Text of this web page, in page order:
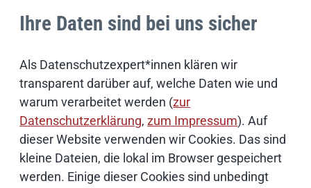
Ihre Daten sind bei uns sicher
Als Datenschutzexpert*innen klären wir
transparent darüber auf, welche Daten wie und
warum verarbeitet werden (zur
Datenschutzerklärung,zum Impressum). Auf
dieser Website verwenden wir Cookies. Das sind
kleine Dateien, die lokal im Browser gespeichert
werden. Einige dieser Cookies sind unbedingt
News-Redaktion
E-Mail schreiben